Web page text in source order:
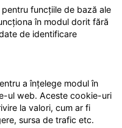
funcțiile de bază ale
în modul dorit fără
de identificare
a înțelege modul în
ul web. Aceste cookie-uri
la valori, cum ar fi
sursa de trafic etc.